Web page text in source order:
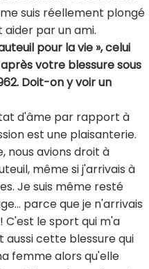
suis réellement plongé
aider par un ami.
pour la vie », celui
votre blessure sous
Doit-on y voir un
d'âme par rapport à
est une plaisanterie.
nous avions droit à
même si j'arrivais à
Je suis même resté
parce que je n'arrivais
C'est le sport qui m'a
aussi cette blessure qui
femme alors qu'elle